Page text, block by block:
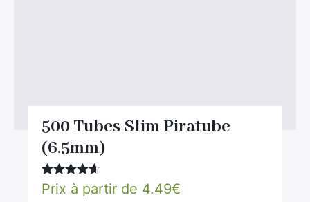
500 Tubes Slim Piratube
(6.5mm)
Note 4.56
sur 5
Prix à partir de 4.49€